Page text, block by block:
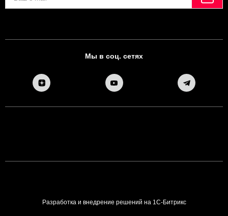
Мы в соц. сетях
Разработка и внедрение решений на 1С-Битрикс